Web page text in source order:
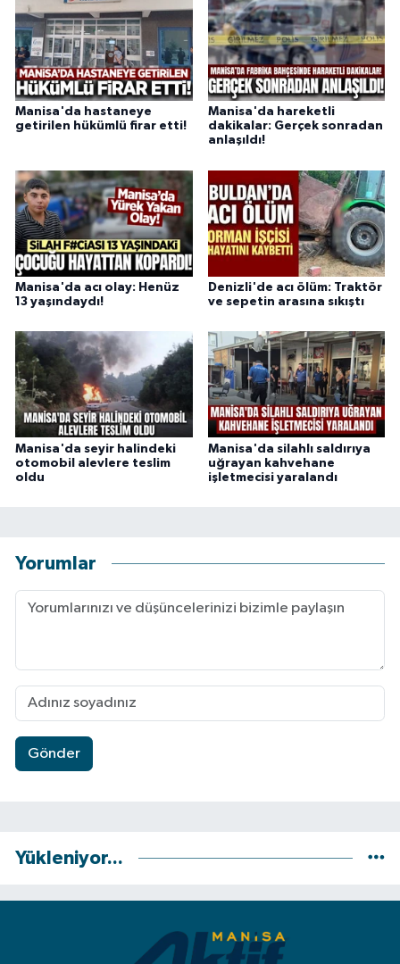
Manisa'da hastaneye
getirilen hükümlü firar etti!
Manisa'da hareketli
dakikalar: Gerçek sonradan
anlaşıldı!
Manisa'da acı olay: Henüz
13 yaşındaydı!
Denizli'de acı ölüm: Traktör
ve sepetin arasına sıkıştı
Manisa'da seyir halindeki
otomobil alevlere teslim
oldu
Manisa'da silahlı saldırıya
uğrayan kahvehane
işletmecisi yaralandı
Yorumlar
Gönder
Yükleniyor...